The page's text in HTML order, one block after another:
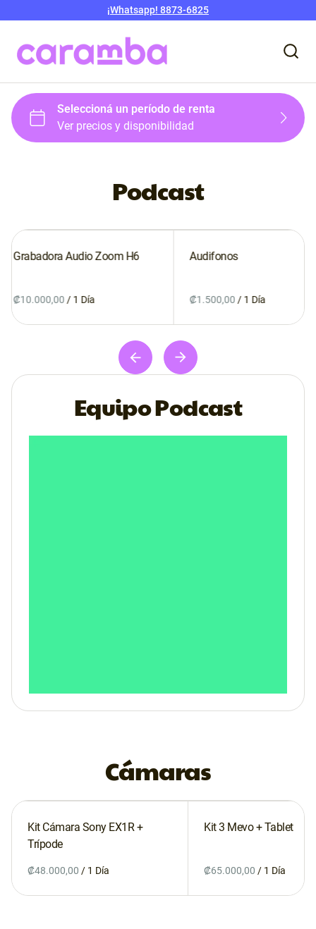
¡Whatsapp! 8873-6825
Podcast
Audifonos
/
Cable XLR cable audio
/
Equipo Podcast
Cámaras
Kit Cámara Sony EX1R +
Trípode
/
Kit 3 Mevo + Tablet
/